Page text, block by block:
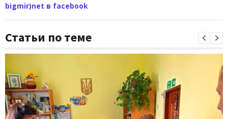
bigmir)net в facebook
Статьи по теме